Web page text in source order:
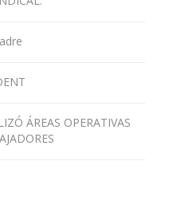
ÁREAS OPERATIVAS